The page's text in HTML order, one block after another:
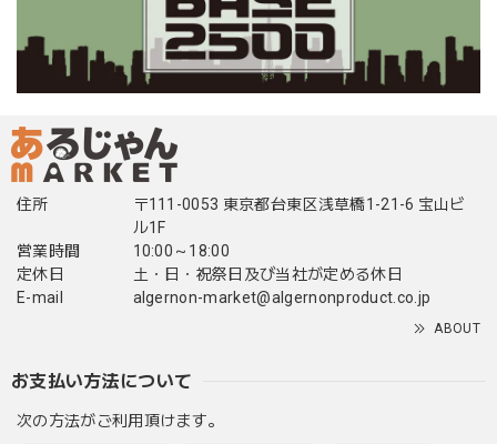
住所
〒111-0053 東京都台東区浅草橋1-21-6 宝山ビ
ル1F
営業時間
10:00～18:00
定休日
土・日・祝祭日及び当社が定める休日
E-mail
algernon-market@algernonproduct.co.jp
ABOUT
お支払い方法について
次の方法がご利用頂けます。